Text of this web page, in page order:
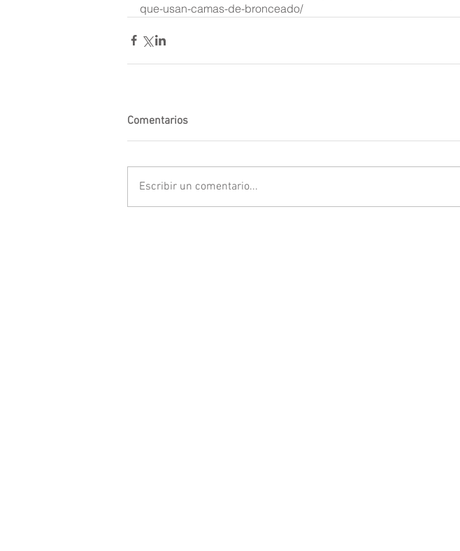
que-usan-camas-de-bronceado/
Comentarios
Escribir un comentario...